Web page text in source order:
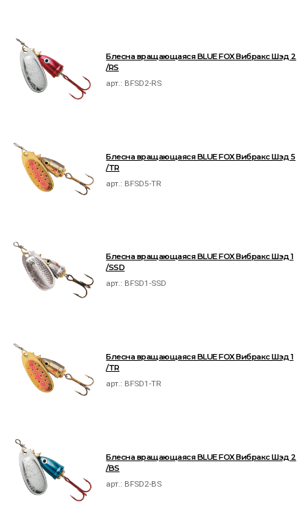
Блесна вращающаяся BLUE FOX Вибракс Шэд 2
/RS
арт.: BFSD2-RS
Блесна вращающаяся BLUE FOX Вибракс Шэд 5
/TR
арт.: BFSD5-TR
Блесна вращающаяся BLUE FOX Вибракс Шэд 1
/SSD
арт.: BFSD1-SSD
Блесна вращающаяся BLUE FOX Вибракс Шэд 1
/TR
арт.: BFSD1-TR
Блесна вращающаяся BLUE FOX Вибракс Шэд 2
/BS
арт.: BFSD2-BS